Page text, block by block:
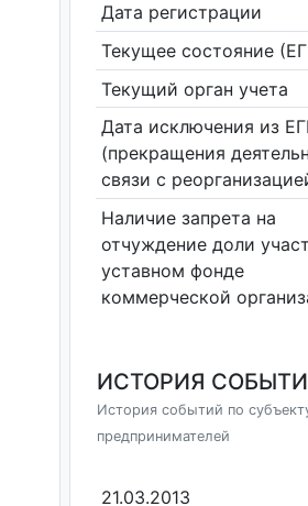
Дата регистрации
Текущее состояние
Текущий орган учета
Дата исключения из
(прекращения
связи с
Наличие запрета на
отчуждение доли
уставном фонде
коммерческой
ИСТОРИЯ
История событий по
предпринимателей
21.03.2013